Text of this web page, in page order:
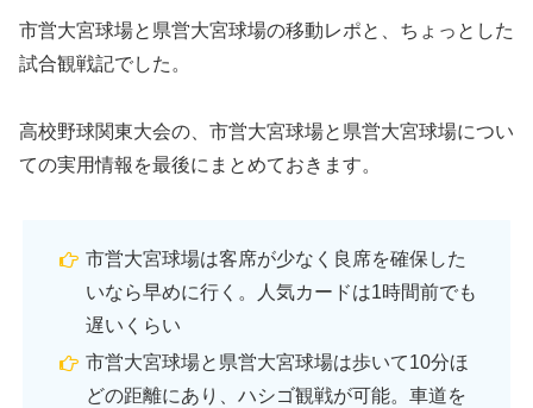
市営大宮球場と県営大宮球場の移動レポと、ちょっとした
試合観戦記でした。
高校野球関東大会の、市営大宮球場と県営大宮球場につい
ての実用情報を最後にまとめておきます。
市営大宮球場は客席が少なく良席を確保した
いなら早めに行く。人気カードは1時間前でも
遅いくらい
市営大宮球場と県営大宮球場は歩いて10分ほ
どの距離にあり、ハシゴ観戦が可能。車道を